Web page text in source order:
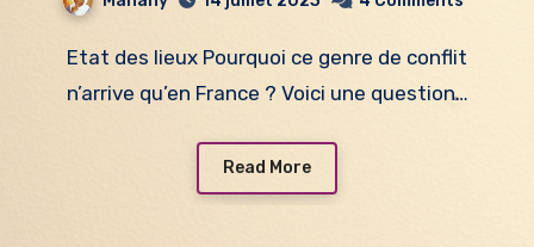
Etat des lieux Pourquoi ce genre de conflit
n’arrive qu’en France ? Voici une question…
Read More